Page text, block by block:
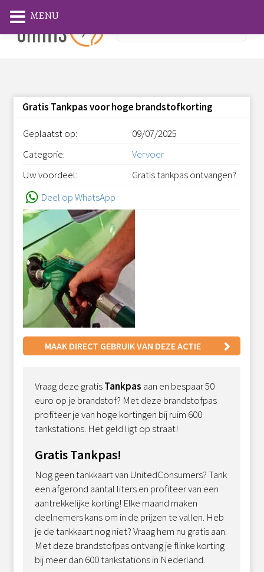
Gratis Tankpas voor hoge brandstofkorting
Geplaatst op:
09/07/2025
Categorie:
Vervoer
Uw voordeel:
Gratis tankpas ontvangen?
Deel op WhatsApp
MAAK DIRECT GEBRUIK VAN DEZE ACTIE
Vraag deze gratisTankpas aan en bespaar 50
euro op je brandstof? Met deze brandstofpas
profiteer je van hoge kortingen bij ruim 600
tankstations. Het geld ligt op straat!
Gratis Tankpas!
Nog geen tankkaart van UnitedConsumers? Tank
een afgerond aantal liters en profiteer van een
aantrekkelijke korting! Elke maand maken
deelnemers kans om in de prijzen te vallen. Heb
je de tankkaart nog niet? Vraag hem nu gratis aan.
Met deze brandstofpas ontvang je flinke korting
bij meer dan 600 tankstations in Nederland.
MENU